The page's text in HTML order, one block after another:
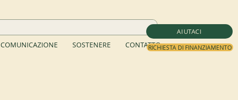
AIUTACI
RICHIESTA DI FINANZIAMENTO
COMUNICAZIONE SOSTENERE CONTATTO